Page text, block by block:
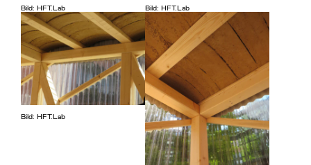
Bild: HFT.Lab Bild: HFT.Lab
Bild: HFT.Lab